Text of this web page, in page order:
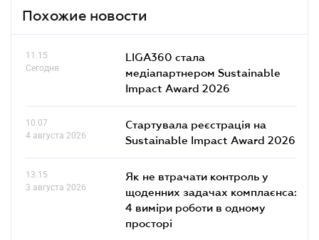
Похожие новости
11.15
Сегодня
LIGA360 стала
медіапартнером Sustainable
Impact Award 2026
10.07
4 августа 2026
Стартувала реєстрація на
Sustainable Impact Award 2026
13.15
3 августа 2026
Як не втрачати контроль у
щоденних задачах комплаєнса:
4 виміри роботи в одному
просторі